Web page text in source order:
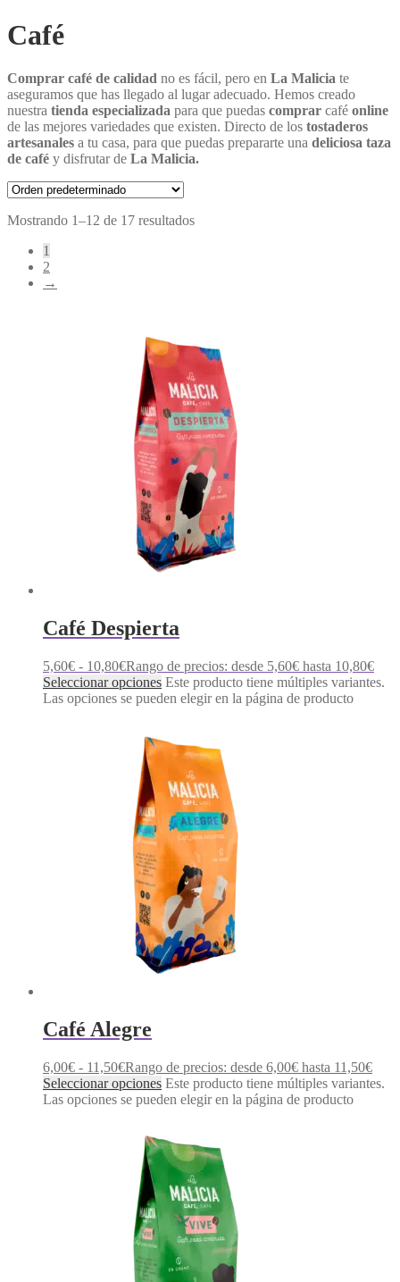
Café
Comprar café de calidad no es fácil, pero en La Malicia te
aseguramos que has llegado al lugar adecuado. Hemos creado
nuestra tienda especializada para que puedas comprar café online
de las mejores variedades que existen. Directo de los tostaderos
artesanales a tu casa, para que puedas prepararte una deliciosa taza
de café y disfrutar de La Malicia.
Mostrando 1–12 de 17 resultados
1
2
→
Café Despierta
5,60€ - 10,80€Rango de precios: desde 5,60€ hasta 10,80€
Seleccionar opciones Este producto tiene múltiples variantes.
Las opciones se pueden elegir en la página de producto
Café Alegre
6,00€ - 11,50€Rango de precios: desde 6,00€ hasta 11,50€
Seleccionar opciones Este producto tiene múltiples variantes.
Las opciones se pueden elegir en la página de producto